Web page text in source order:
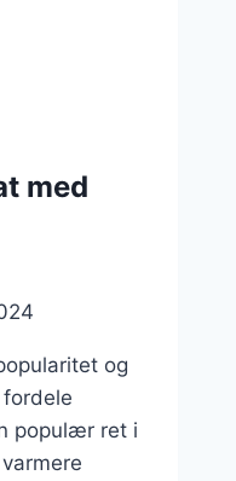
med
og
populær ret i